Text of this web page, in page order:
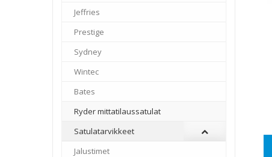
Jeffries
–
Prestige
–
Sydney
–
Wintec
–
Bates
–
Ryder mittatilaussatulat
Satulatarvikkeet
–
Jalustimet